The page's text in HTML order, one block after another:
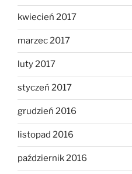
kwiecień 2017
marzec 2017
luty 2017
styczeń 2017
grudzień 2016
listopad 2016
październik 2016